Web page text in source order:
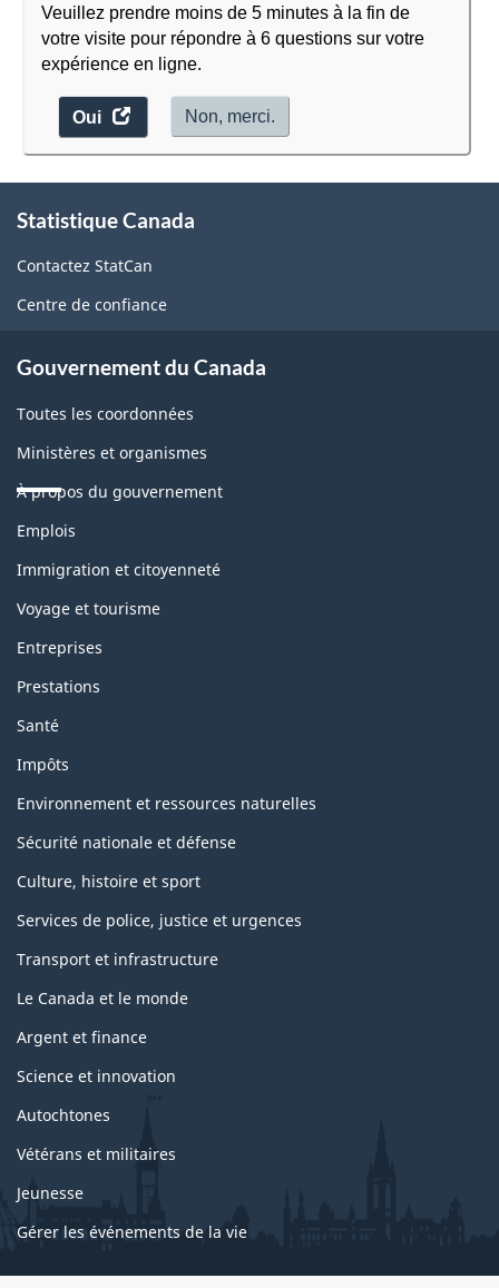
Veuillez prendre moins de 5 minutes à la fin de
votre visite pour répondre à 6 questions sur votre
expérience en ligne.
Oui
accéder
au
Non, merci.
propos
de
ce
Statistique Canada
Contactez StatCan
Centre de confiance
Gouvernement du Canada
Toutes les coordonnées
Ministères et organismes
À propos du gouvernement
Thèmes
sujets
Emplois
Immigration et citoyenneté
Voyage et tourisme
Entreprises
Prestations
Santé
Impôts
Environnement et ressources naturelles
Sécurité nationale et défense
Culture, histoire et sport
Services de police, justice et urgences
Transport et infrastructure
Le Canada et le monde
Argent et finance
Science et innovation
Autochtones
Vétérans et militaires
Jeunesse
Gérer les événements de la vie